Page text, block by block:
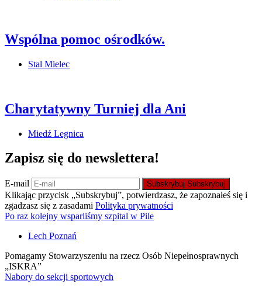
Wspólna pomoc ośrodków.
Stal Mielec
Charytatywny Turniej dla Ani
Miedź Legnica
Zapisz się do newslettera!
E-mail Subskrybuj Subskrybuj
Klikając przycisk „Subskrybuj”, potwierdzasz, że zapoznałeś się i
zgadzasz się z zasadami Polityka prywatności
Po raz kolejny wsparliśmy szpital w Pile
Lech Poznań
Pomagamy Stowarzyszeniu na rzecz Osób Niepełnosprawnych
„ISKRA”
Nabory do sekcji sportowych